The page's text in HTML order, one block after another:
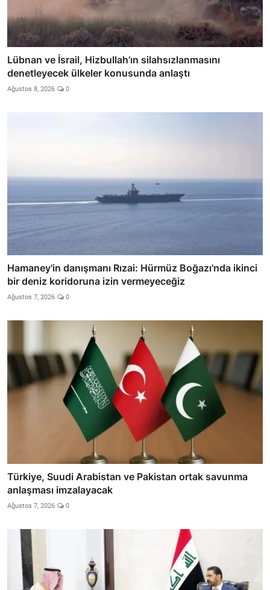
Lübnan ve İsrail, Hizbullah’ın silahsızlanmasını
denetleyecek ülkeler konusunda anlaştı
Ağustos 8, 2026 0
Hamaney'in danışmanı Rızai: Hürmüz Boğazı'nda ikinci
bir deniz koridoruna izin vermeyeceğiz
Ağustos 7, 2026 0
Türkiye, Suudi Arabistan ve Pakistan ortak savunma
anlaşması imzalayacak
Ağustos 7, 2026 0